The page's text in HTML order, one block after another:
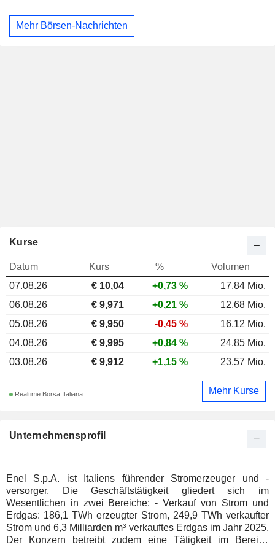
Mehr Börsen-Nachrichten
Unternehmensprofil
Enel S.p.A. ist Italiens führender Stromerzeuger und -
versorger. Die Geschäftstätigkeit gliedert sich im
Wesentlichen in zwei Bereiche: - Verkauf von Strom und
Erdgas: 186,1 TWh erzeugter Strom, 249,9 TWh verkaufter
Strom und 6,3 Milliarden m³ verkauftes Erdgas im Jahr 2025.
Der Konzern betreibt zudem eine Tätigkeit im Bereich
Kurse
Datum Kurs %
Volumen
07.08.26
€ 10,04 +0,73 %
17,84 Mio.
06.08.26
€ 9,971 +0,21 %
12,68 Mio.
05.08.26
€ 9,950 -0,45 %
16,12 Mio.
04.08.26
€ 9,995 +0,84 %
24,85 Mio.
03.08.26
€ 9,912 +1,15 % 23,57 Mio.
Realtime Borsa Italiana Mehr Kurse